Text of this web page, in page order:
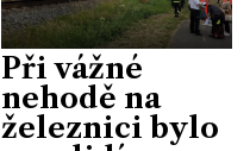
Při vážné
nehodě na
železnici bylo